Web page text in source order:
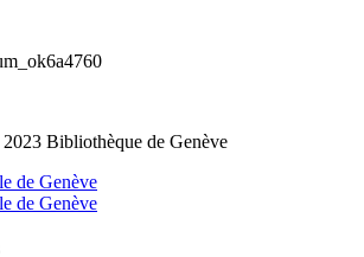
Bibliothèque de Genève